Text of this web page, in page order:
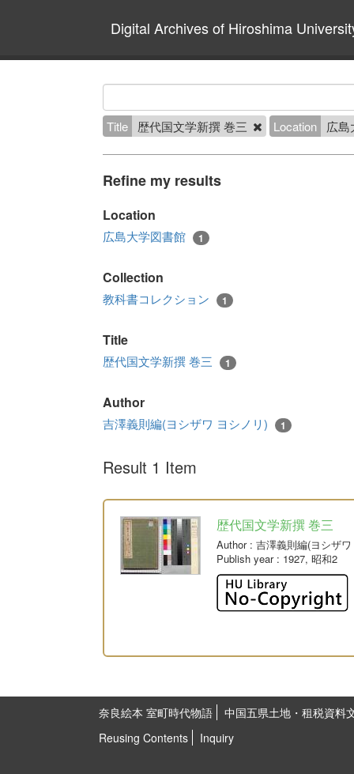
Digital Archives of Hiroshima
Title 歴代国文学新撰 巻三 Location 広
Refine my results
Location
広島大学図書館 1
Collection
教科書コレクション 1
Title
歴代国文学新撰 巻三 1
Author
吉澤義則編(ヨシザワ ヨシノリ) 1
Result 1 Item
歴代国文学新撰 巻三
Author: 吉澤義則編(ヨシザ
Publish year: 1927, 昭和2
奈良絵本 室町時代物語
中国五県土地・租税資料
Reusing Contents
Inquiry